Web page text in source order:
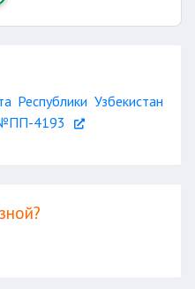
Республики Узбекистан
4193